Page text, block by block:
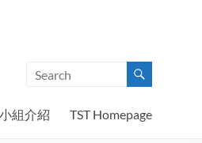
小組介紹 TST Homepage